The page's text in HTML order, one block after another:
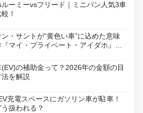
ーミーvsフリード｜ミニバン人気3車
！
・サントが“黄色い車”に込めた意味
『マイ・プライベート・アイダホ』が
リマスター版で復活
の補助金って？2026年の金額の目
を解説
充電スペースにガソリン車が駐車！
扱われる？